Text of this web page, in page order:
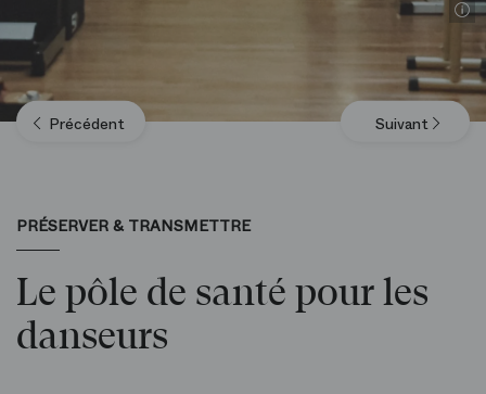
Précédent Suivant
PRÉSERVER & TRANSMETTRE
Le pôle de santé pour les
danseurs